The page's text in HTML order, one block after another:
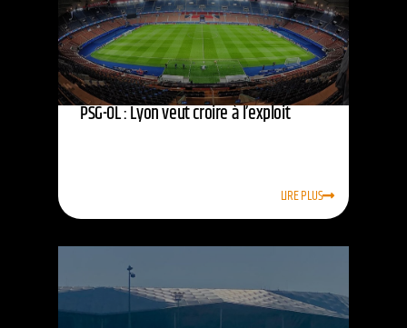
PSG-OL : Lyon veut croire à l’exploit
LIRE PLUS